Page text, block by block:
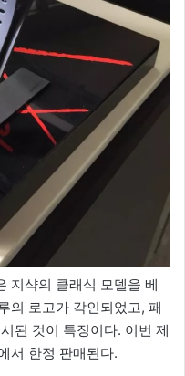
지샥의 클래식 모델을 베
의 로고가 각인되었고, 패
된 것이 특징이다. 이번 제
서 한정 판매된다.